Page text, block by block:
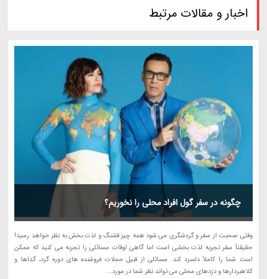
اخبار و مقالات مرتبط
چگونه در سفر گول افراد محلی را نخوریم؟
وقتی صحبت از سفر و گردشگری می شود همه چیز قشنگ و لذت بخش به نظر خواهد رسید!
حقیقتاً سفر تجربه لذت بخشی است اما گاهی اوقات مسائلی را تجربه می کنید که ممکن
است شما را کاملاً دلسرد کند. مسائلی از قبیل حملات فروشنده های دوره گرد، گداها و
کلاهبردارها و دزدهای محلی می تواند نظر شما در مورد...